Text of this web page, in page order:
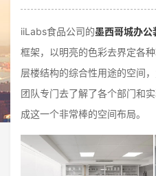
iiLabs食品公司的墨西哥城办公
框架，以明亮的色彩去界定各
层楼结构的综合性用途的空间
团队专门去了解了各个部门和
成这一个非常棒的空间布局。